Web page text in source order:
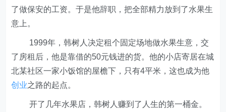
了做保安的工资。于是他辞职，把全部精力放到了水果生
意上。
1999年，韩树人决定租个固定场地做水果生意，交
了房租后，他是靠借的50元钱进的货。他的小店寄居在城
北某社区一家小饭馆的屋檐下，只有4平米，这也成为他
创业之路的起点。
开了几年水果店，韩树人赚到了人生的第一桶金。